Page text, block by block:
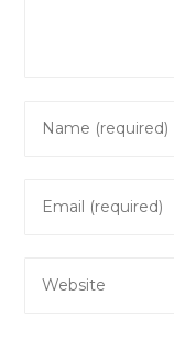
your
comment
your
address
your